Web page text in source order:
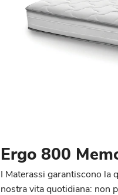
Ergo 800
I Materassi garantiscono la
nostra vita quotidiana: non